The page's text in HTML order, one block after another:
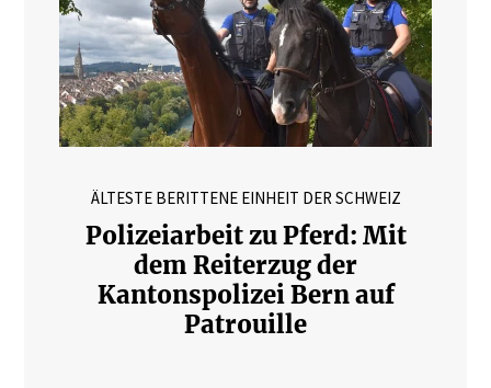
ÄLTESTE BERITTENE EINHEIT DER SCHWEIZ
Polizeiarbeit zu Pferd: Mit
dem Reiterzug der
Kantonspolizei Bern auf
Patrouille